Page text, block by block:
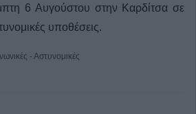
6 Αυγούστου στην Καρδίτσα σε
υποθέσεις.
- Αστυνομικές